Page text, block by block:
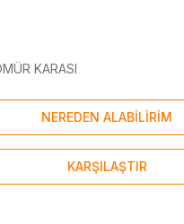
KARASI
NEREDEN ALABİLİRİM
KARŞILAŞTIR